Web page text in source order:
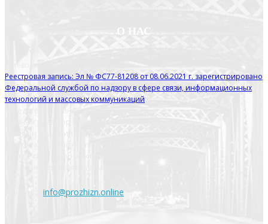
О НАС
Реестровая запись: Эл № ФС77-81208 от 08.06.2021 г. зарегистрировано
Федеральной службой по надзору в сфере связи, информационных
технологий и массовых коммуникаций
info@prozhizn.online